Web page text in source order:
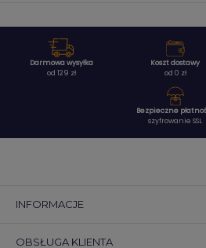
Darmowa wysyłka
od 129 zł
Koszt dostawy
od 0 zł
Bezpieczne
szyfrowanie SSL
INFORMACJE
OBSŁUGA KLIENTA